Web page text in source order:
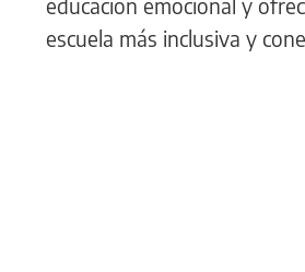
escuela más inclusiva y